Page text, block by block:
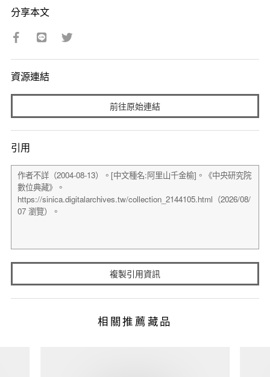
分享本文
資源連結
前往原始連結
引用
複製引用資訊
相關推薦藏品